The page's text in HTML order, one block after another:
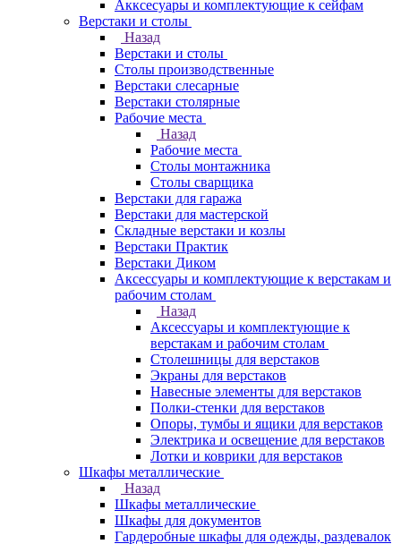
Акксесуары и комплектующие к сейфам
Верстаки и столы
Назад
Верстаки и столы
Столы производственные
Верстаки слесарные
Верстаки столярные
Рабочие места
Назад
Рабочие места
Столы монтажника
Столы сварщика
Верстаки для гаража
Верстаки для мастерской
Складные верстаки и козлы
Верстаки Практик
Верстаки Диком
Аксессуары и комплектующие к верстакам и
рабочим столам
Назад
Аксессуары и комплектующие к
верстакам и рабочим столам
Столешницы для верстаков
Экраны для верстаков
Навесные элементы для верстаков
Полки-стенки для верстаков
Опоры, тумбы и ящики для верстаков
Электрика и освещение для верстаков
Лотки и коврики для верстаков
Шкафы металлические
Назад
Шкафы металлические
Шкафы для документов
Гардеробные шкафы для одежды, раздевалок